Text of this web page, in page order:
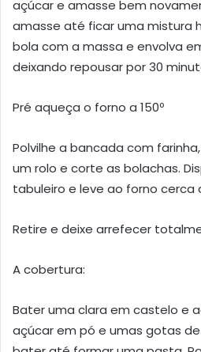
açúcar e amasse bem
amasse até ficar uma mistura
bola com a massa e envolva
deixando repousar por 30
Pré aqueça o forno a 150º
Polvilhe a bancada com
um rolo e corte as bolachas.
tabuleiro e leve ao forno cerca
Retire e deixe arrefecer
A cobertura:
Bater uma clara em castelo e
açúcar em pó e umas gotas